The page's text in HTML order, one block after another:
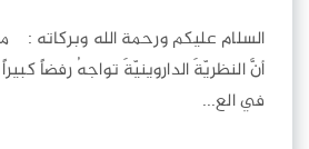
السلام عليكم ورحمة الله وبركاته :
أنَّ النظريّةَ الداروينيّةَ تواجهُ رفضاً
في الع...